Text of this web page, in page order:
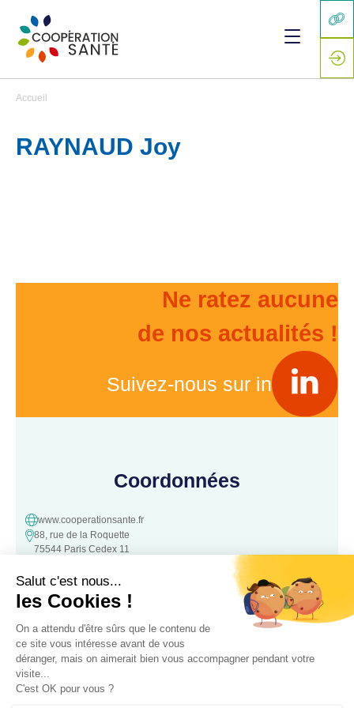
Accueil
RAYNAUD Joy
Ne ratez aucune
de nos actualités !
Suivez-nous sur in
Coordonnées
www.cooperationsante.fr
88, rue de la Roquette
75544 Paris Cedex 11
Contact
Une question, une suggestion ?
N’hésitez pas à nous contacter :
Contacter nous